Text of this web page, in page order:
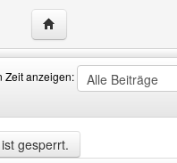
Website dieses
Zeit anzeigen:
gesperrt.